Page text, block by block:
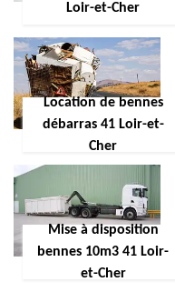
Loir-et-Cher
Location de bennes
débarras 41 Loir-et-
Cher
Mise à disposition
bennes 10m3 41 Loir-
et-Cher